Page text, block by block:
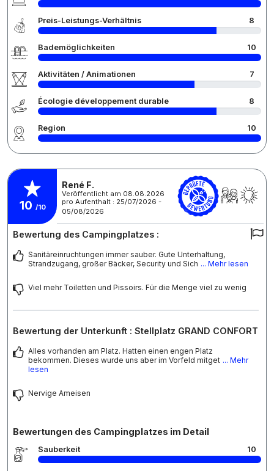
Preis-Leistungs-Verhältnis 8
Bademöglichkeiten 10
Aktivitäten / Animationen 7
Écologie développement durable 8
Region 10
10 /10
René F.
Veröffentlicht am 08.08.2026
pro Aufenthalt : 25/07/2026 -
05/08/2026
Bewertung des Campingplatzes :
Sanitäreinruchtungen immer sauber. Gute Unterhaltung,
Strandzugang, großer Bäcker, Security und Sich ... Mehr lesen
Viel mehr Toiletten und Pissoirs. Für die Menge viel zu wenig
Bewertung der Unterkunft : Stellplatz GRAND CONFORT
Alles vorhanden am Platz. Hatten einen engen Platz
bekommen. Dieses wurde uns aber im Vorfeld mitget ... Mehr
lesen
Nervige Ameisen
Bewertungen des Campingplatzes im Detail
Sauberkeit 10